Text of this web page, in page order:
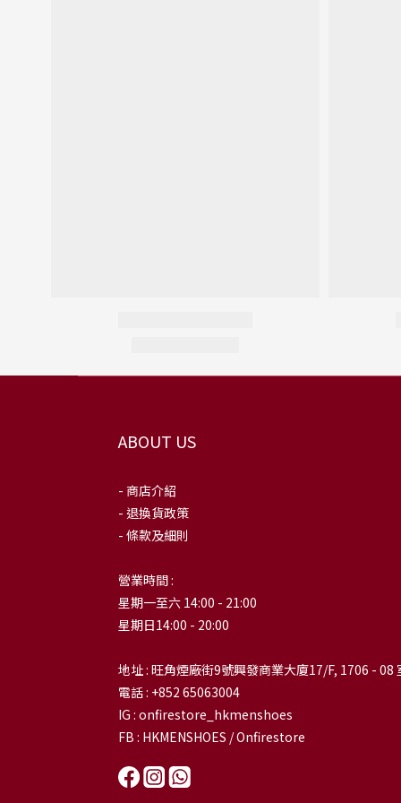
ABOUT US
- 商店介紹
- 退換貨政策
- 條款及細則
營業時間 :
星期一至六 14:00 - 21:00
星期日14:00 - 20:00
地址 : 旺角煙廠街9號興發商業大廈17/F, 1706 - 08
電話 : +852 65063004
IG : onfirestore_hkmenshoes
FB : HKMENSHOES / Onfirestore